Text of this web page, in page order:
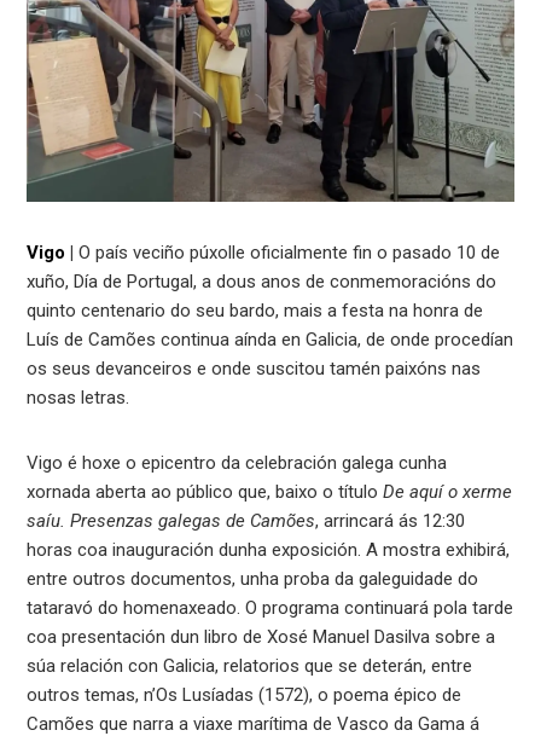
Vigo | O país veciño púxolle oficialmente fin o pasado 10 de
xuño, Día de Portugal, a dous anos de conmemoracións do
quinto centenario do seu bardo, mais a festa na honra de
Luís de Camões continua aínda en Galicia, de onde procedían
os seus devanceiros e onde suscitou tamén paixóns nas
nosas letras.
Vigo é hoxe o epicentro da celebración galega cunha
xornada aberta ao público que, baixo o títuloDe aquí o xerme
saíu. Presenzas galegas de Camões, arrincará ás 12:30
horas coa inauguración dunha exposición. A mostra exhibirá,
entre outros documentos, unha proba da galeguidade do
tataravó do homenaxeado. O programa continuará pola tarde
coa presentación dun libro de Xosé Manuel Dasilva sobre a
súa relación con Galicia, relatorios que se deterán, entre
outros temas, n’Os Lusíadas (1572), o poema épico de
Camões que narra a viaxe marítima de Vasco da Gama á